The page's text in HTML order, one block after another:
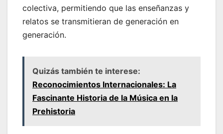
colectiva, permitiendo que las enseñanzas y
relatos se transmitieran de generación en
generación.
Quizás también te interese:
Reconocimientos Internacionales: La
Fascinante Historia de la Música en la
Prehistoria